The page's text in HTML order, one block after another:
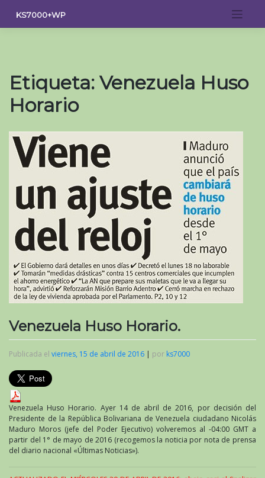
contenido
KS7000+WP
Etiqueta: Venezuela Huso
Horario
Venezuela Huso Horario.
Publicada el viernes, 15 de abril de 2016 | por ks7000
Venezuela Huso Horario. Ayer 14 de abril de 2016, por decisión del
Presidente de la República Bolivariana de Venezuela ciudadano Nicolás
Maduro Moros (jefe del Poder Ejecutivo) volveremos al -04:00 GMT a
partir del 1° de mayo de 2016 (recogemos la noticia por nota de prensa
del diario nacional «Últimas Noticias»).